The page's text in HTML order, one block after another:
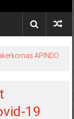
APINDO
19